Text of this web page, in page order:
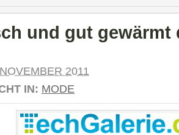
und gut gewärmt
2011
IN: MODE